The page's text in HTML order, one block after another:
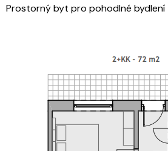
Prostorný byt pro pohodlné bydlení